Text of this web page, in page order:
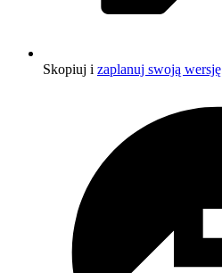
Skopiuj i zaplanuj swoją wersję